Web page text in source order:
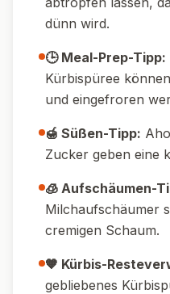
dünn wird.
🕒 Meal-Prep-Tipp:
Kürbispüree
und eingefroren
🍯 Süßen-Tipp:
Zucker geben eine
🧊 Aufschäumen-
Milchaufschäumer
cremigen Schaum.
🧡 Kürbis-
gebliebenes